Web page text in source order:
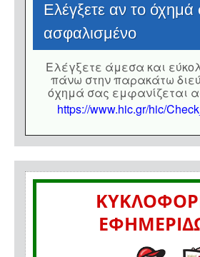
Eλέγξετε αν το όχημά
ασφαλισμένο
Eλέγξετε άμεσα και
πάνω στην παρακάτω
όχημά σας εμφανίζεται
https://www.hic.gr/hic/